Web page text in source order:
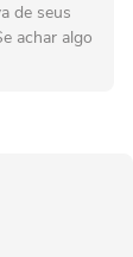
de seus
achar algo